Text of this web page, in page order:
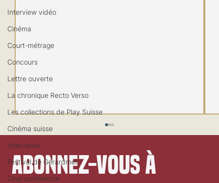
Interview vidéo
Cinéma
Court-métrage
Concours
Lettre ouverte
La chronique Recto Verso
Les collections de Play Suisse
Cinéma suisse
Interviews
Festival de Gérardmer
Ciné conférence
Abonnez-vous à